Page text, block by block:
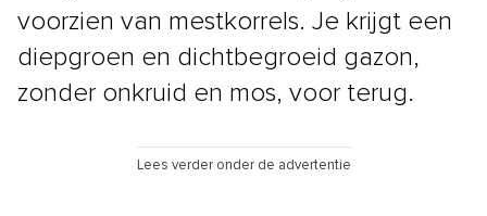
voorzien van mestkorrels. Je krijgt een
diepgroen en dichtbegroeid gazon,
zonder onkruid en mos, voor terug.
Lees verder onder de advertentie